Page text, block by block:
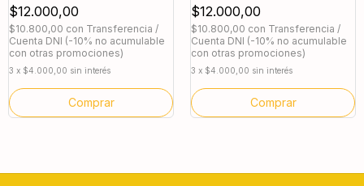
$12.000,00
$10.800,00 con Transferencia /
Cuenta DNI (-10% no acumulable
con otras promociones)
3 x $4.000,00 sin interés
$12.000,00
$10.800,00 con Transferencia /
Cuenta DNI (-10% no acumulable
con otras promociones)
3 x $4.000,00 sin interés